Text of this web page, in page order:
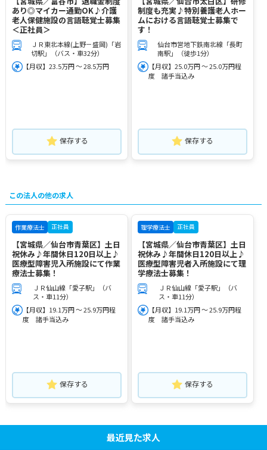
あり◎マイカー通勤OK♪介護
老人保健施設の言語聴覚士募集
＜正社員＞
ＪＲ東北本線(上野－盛岡)「岩
切駅」（バス・車32分）
【月収】23.5万円 ～ 28.5万円
保存する
制度も充実♪特別養護老人ホー
ムにおける言語聴覚士募集で
す！
仙台市営地下鉄南北線「長町
南駅」（徒歩1分）
【月収】25.0万円 ～ 25.0万円程
度 諸手当込み
保存する
この法人の他の求人
作業療法士 正社員
【宮城県／仙台市青葉区】土日
祝休み♪年間休日120日以上♪
医療型障害児入所施設にて作業
療法士募集！
ＪＲ仙山線「愛子駅」（バ
ス・車11分）
【月収】19.1万円 ～ 25.9万円程
度 諸手当込み
保存する
理学療法士 正社員
【宮城県／仙台市青葉区】土日
祝休み♪年間休日120日以上♪
医療型障害児者入所施設にて理
学療法士募集！
ＪＲ仙山線「愛子駅」（バ
ス・車11分）
【月収】19.1万円 ～ 25.9万円程
度 諸手当込み
保存する
最近見た求人